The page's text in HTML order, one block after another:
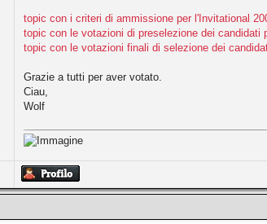
topic con i criteri di ammissione per l'Invitational
topic con le votazioni di preselezione dei candidati
topic con le votazioni finali di selezione dei
Grazie a tutti per aver votato.
Ciau,
Wolf